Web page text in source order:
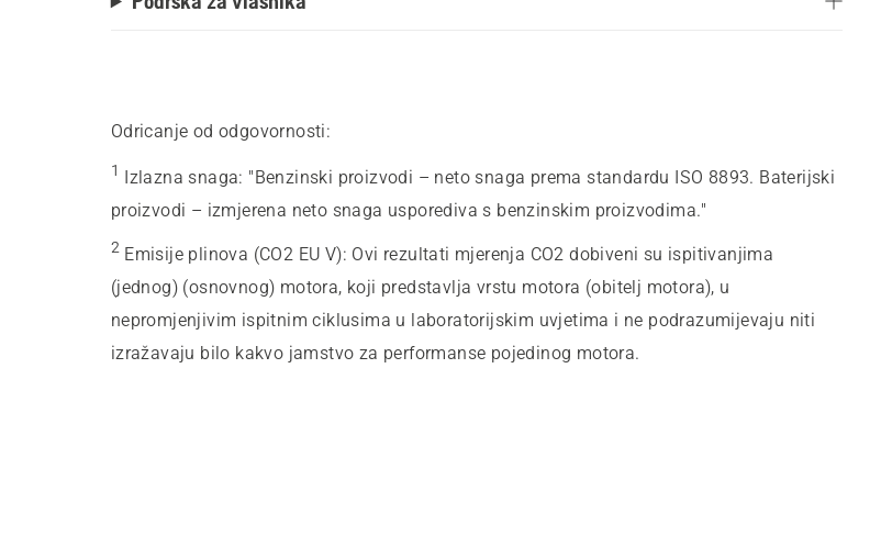
Odricanje od odgovornosti:
1 Izlazna snaga: "Benzinski proizvodi – neto snaga prema standardu ISO 8893. Baterijski
proizvodi – izmjerena neto snaga usporediva s benzinskim proizvodima."
2 Emisije plinova (CO2 EU V): Ovi rezultati mjerenja CO2 dobiveni su ispitivanjima
(jednog) (osnovnog) motora, koji predstavlja vrstu motora (obitelj motora), u
nepromjenjivim ispitnim ciklusima u laboratorijskim uvjetima i ne podrazumijevaju niti
izražavaju bilo kakvo jamstvo za performanse pojedinog motora.